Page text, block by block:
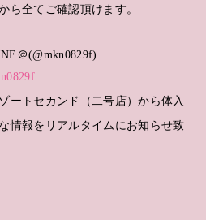
ら全てご確認頂けます。
＠(@mkn0829f)
ートセカンド（二号店）から体入
情報をリアルタイムにお知らせ致